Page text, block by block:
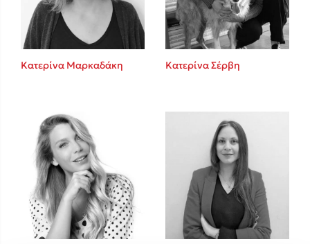
Παύλος Καστανάς
El Sombrero
Στέφανος Ξενάκης
Sebastian Fitzek
Lucinda Riley
Mimi Matthews
Benzamin Bécue
Rebecca Yarros
Teo Benedetti
Τζένη Κουτσοδημητροπούλου
Κατερίνα Μαρκαδάκη Κατερίνα Σέρβη